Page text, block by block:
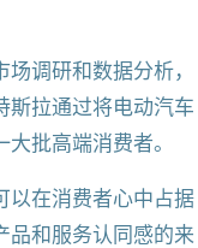
调研和数据分析，
斯拉通过将电动汽车
批高端消费者。
以在消费者心中占据
品和服务认同感的来